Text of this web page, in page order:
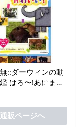
::ダーウィンの動
はろ〜!あにまる
かわいい! ラブリ
大集合 コアラ・
ラ・アカカンガルー
通販ページへ